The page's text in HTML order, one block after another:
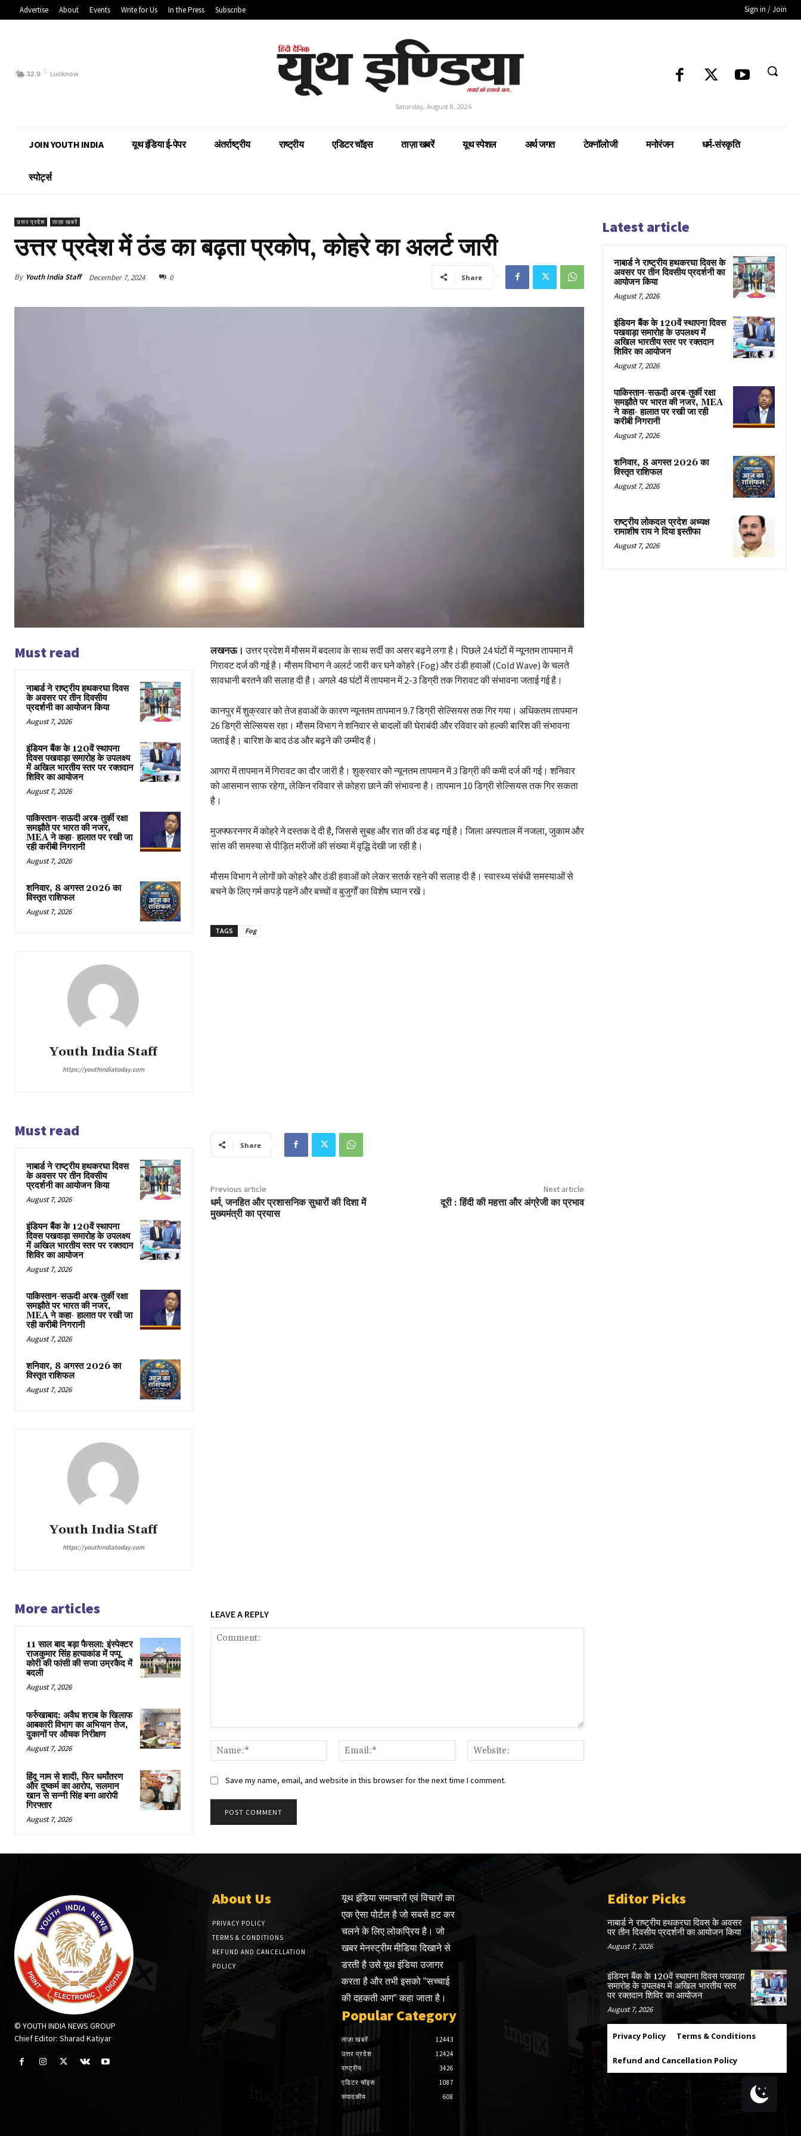
Advertise About Events Write for Us In the Press Subscribe Sign in / Join
32.9 C Lucknow
Saturday, August 8, 2026
JOIN YOUTH INDIA यूथ इंडिया ई-पेपर अंतर्राष्ट्रीय राष्ट्रीय एडिटर चॉइस ताज़ा खबरें यूथ स्पेशल अर्थ जगत टेक्नॉलोजी मनोरंजन धर्म-संस्कृति
स्पोर्ट्स
उत्तर प्रदेश ताज़ा खबरें
उत्तर प्रदेश में ठंड का बढ़ता प्रकोप, कोहरे का अलर्ट जारी
By Youth India Staff December 7, 2024 0 Share
Must read
नाबार्ड ने राष्ट्रीय हथकरघा दिवस
के अवसर पर तीन दिवसीय
प्रदर्शनी का आयोजन किया
August 7, 2026
इंडियन बैंक के 120वें स्थापना
दिवस पखवाड़ा समारोह के उपलक्ष्य
में अखिल भारतीय स्तर पर रक्तदान
शिविर का आयोजन
August 7, 2026
पाकिस्तान-सऊदी अरब-तुर्की रक्षा
समझौते पर भारत की नजर,
MEA ने कहा- हालात पर रखी जा
रही करीबी निगरानी
August 7, 2026
शनिवार, 8 अगस्त 2026 का
विस्तृत राशिफल
August 7, 2026
Youth India Staff
https://youthindiatoday.com
लखनऊ। उत्तर प्रदेश में मौसम में बदलाव के साथ सर्दी का असर बढ़ने लगा है। पिछले 24 घंटों में न्यूनतम तापमान में
गिरावट दर्ज की गई है। मौसम विभाग ने अलर्ट जारी कर घने कोहरे (Fog) और ठंडी हवाओं (Cold Wave) के चलते
सावधानी बरतने की सलाह दी है। अगले 48 घंटों में तापमान में 2-3 डिग्री तक गिरावट की संभावना जताई गई है।
कानपुर में शुक्रवार को तेज हवाओं के कारण न्यूनतम तापमान 9.7 डिग्री सेल्सियस तक गिर गया। अधिकतम तापमान
26 डिग्री सेल्सियस रहा। मौसम विभाग ने शनिवार से बादलों की घेराबंदी और रविवार को हल्की बारिश की संभावना
जताई है। बारिश के बाद ठंड और बढ़ने की उम्मीद है।
आगरा में तापमान में गिरावट का दौर जारी है। शुक्रवार को न्यूनतम तापमान में 3 डिग्री की कमी दर्ज की गई। शनिवार
को आसमान साफ रहेगा, लेकिन रविवार से कोहरा छाने की संभावना है। तापमान 10 डिग्री सेल्सियस तक गिर सकता
है।
मुजफ्फरनगर में कोहरे ने दस्तक दे दी है, जिससे सुबह और रात की ठंड बढ़ गई है। जिला अस्पताल में नजला, जुकाम और
सांस की समस्या से पीड़ित मरीजों की संख्या में वृद्धि देखी जा रही है।
मौसम विभाग ने लोगों को कोहरे और ठंडी हवाओं को लेकर सतर्क रहने की सलाह दी है। स्वास्थ्य संबंधी समस्याओं से
बचने के लिए गर्म कपड़े पहनें और बच्चों व बुजुर्गों का विशेष ध्यान रखें।
TAGS Fog
Must read
नाबार्ड ने राष्ट्रीय हथकरघा दिवस
के अवसर पर तीन दिवसीय
प्रदर्शनी का आयोजन किया
August 7, 2026
इंडियन बैंक के 120वें स्थापना
दिवस पखवाड़ा समारोह के उपलक्ष्य
में अखिल भारतीय स्तर पर रक्तदान
शिविर का आयोजन
August 7, 2026
पाकिस्तान-सऊदी अरब-तुर्की रक्षा
समझौते पर भारत की नजर,
MEA ने कहा- हालात पर रखी जा
रही करीबी निगरानी
August 7, 2026
शनिवार, 8 अगस्त 2026 का
विस्तृत राशिफल
August 7, 2026
Youth India Staff
https://youthindiatoday.com
Share
Previous article
धर्म, जनहित और प्रशासनिक सुधारों की दिशा में
मुख्यमंत्री का प्रयास
Next article
दूरी : हिंदी की महत्ता और अंग्रेजी का प्रभाव
More articles
11 साल बाद बड़ा फैसला: इंस्पेक्टर
राजकुमार सिंह हत्याकांड में पप्पू
कोरी की फांसी की सजा उम्रकैद में
बदली
August 7, 2026
फर्रुखाबाद: अवैध शराब के खिलाफ
आबकारी विभाग का अभियान तेज,
दुकानों पर औचक निरीक्षण
August 7, 2026
हिंदू नाम से शादी, फिर धर्मांतरण
और दुष्कर्म का आरोप, सलमान
खान से सन्नी सिंह बना आरोपी
गिरफ्तार
August 7, 2026
LEAVE A REPLY
Name:*
Email:*
Save my name, email, and website in this browser for the next time I comment.
Latest article
नाबार्ड ने राष्ट्रीय हथकरघा दिवस के
अवसर पर तीन दिवसीय प्रदर्शनी का
आयोजन किया
August 7, 2026
इंडियन बैंक के 120वें स्थापना दिवस
पखवाड़ा समारोह के उपलक्ष्य में
अखिल भारतीय स्तर पर रक्तदान
शिविर का आयोजन
August 7, 2026
पाकिस्तान-सऊदी अरब-तुर्की रक्षा
समझौते पर भारत की नजर, MEA
ने कहा- हालात पर रखी जा रही
करीबी निगरानी
August 7, 2026
शनिवार, 8 अगस्त 2026 का
विस्तृत राशिफल
August 7, 2026
राष्ट्रीय लोकदल प्रदेश अध्यक्ष
रामाशीष राय ने दिया इस्तीफा
August 7, 2026
© YOUTH INDIA NEWS GROUP
Chief Editor: Sharad Katiyar
About Us
PRIVACY POLICY
TERMS & CONDITIONS
REFUND AND CANCELLATION
POLICY
यूथ इंडिया समाचारों एवं विचारों का
एक ऐसा पोर्टल है जो सबसे हट कर
चलने के लिए लोकप्रिय है। जो
खबर मेनस्ट्रीम मीडिया दिखाने से
डरती है उसे यूथ इंडिया उजागर
करता है और तभी इसको "सच्चाई
की दहकती आग" कहा जाता है।
Popular Category
ताज़ा खबरें
12443
उत्तर प्रदेश
12424
राष्ट्रीय
3426
एडिटर चॉइस
1087
संपादकीय
608
Editor Picks
नाबार्ड ने राष्ट्रीय हथकरघा दिवस के अवसर
पर तीन दिवसीय प्रदर्शनी का आयोजन किया
August 7, 2026
इंडियन बैंक के 120वें स्थापना दिवस पखवाड़ा
समारोह के उपलक्ष्य में अखिल भारतीय स्तर
पर रक्तदान शिविर का आयोजन
August 7, 2026
Privacy Policy Terms & Conditions
Refund and Cancellation Policy